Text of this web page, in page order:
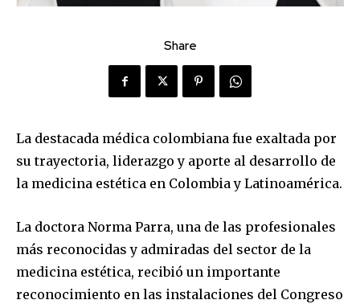
Share
La destacada médica colombiana fue exaltada por
su trayectoria, liderazgo y aporte al desarrollo de
la medicina estética en Colombia y Latinoamérica.
La doctora Norma Parra, una de las profesionales
más reconocidas y admiradas del sector de la
medicina estética, recibió un importante
reconocimiento en las instalaciones del Congreso